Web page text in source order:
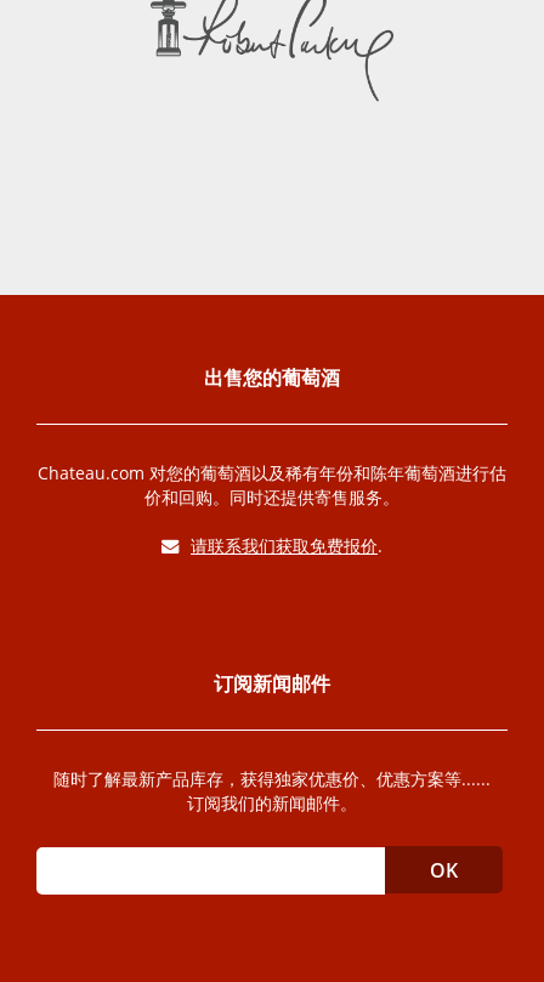
出售您的葡萄酒
Chateau.com 对您的葡萄酒以及稀有年份和陈年葡萄酒进行估
价和回购。同时还提供寄售服务。
请联系我们获取免费报价.
订阅新闻邮件
随时了解最新产品库存，获得独家优惠价、优惠方案等......
订阅我们的新闻邮件。